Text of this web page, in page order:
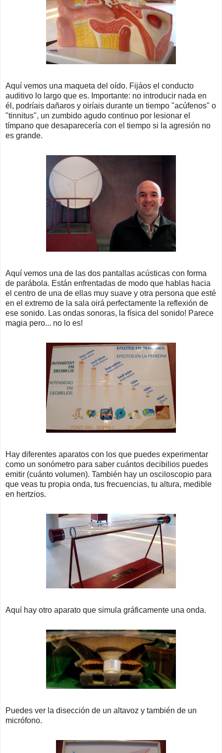
Aquí vemos una maqueta del oído. Fijáos el conducto
auditivo lo largo que es. Importante: no introducir nada en
él, podríais dañaros y oiríais durante un tiempo "acúfenos" o
"tinnitus", un zumbido agudo continuo por lesionar el
tímpano que desaparecería con el tiempo si la agresión no
es grande.
Aquí vemos una de las dos pantallas acústicas con forma
de parábola. Están enfrentadas de modo que hablas hacia
el centro de una de ellas muy suave y otra persona que esté
en el extremo de la sala oirá perfectamente la reflexión de
ese sonido. Las ondas sonoras, la física del sonido! Parece
magia pero... no lo es!
Hay diferentes aparatos con los que puedes experimentar
como un sonómetro para saber cuántos decibilios puedes
emitir (cuánto volumen). También hay un osciloscopio para
que veas tu propia onda, tus frecuencias, tu altura, medible
en hertzios.
Aquí hay otro aparato que simula gráficamente una onda.
Puedes ver la disección de un altavoz y también de un
micrófono.